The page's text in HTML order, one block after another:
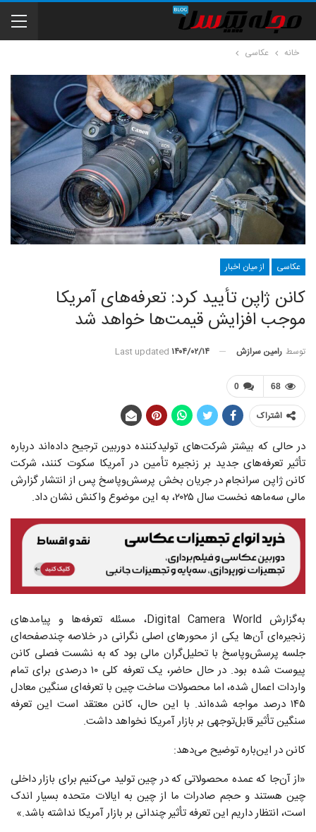
خانه عکاسی
عکاسی از میان اخبار
کانن ژاپن تأیید کرد: تعرفه‌های آمریکا
موجب افزایش قیمت‌ها خواهد شد
توسط رامین سرازش Last updated ۱۴۰۴/۰۲/۱۴
0 68
اشتراک
در حالی‌ که بیشتر شرکت‌های تولیدکننده دوربین ترجیح داده‌اند درباره
تأثیر تعرفه‌های جدید بر زنجیره تأمین در آمریکا سکوت کنند، شرکت
کانن ژاپن سرانجام در جریان بخش پرسش‌وپاسخ پس از انتشار گزارش
مالی سه‌ماهه نخست سال ۲۰۲۵، به این موضوع واکنش نشان داد.
به‌گزارش Digital Camera World، مسئله تعرفه‌ها و پیامدهای
زنجیره‌ای آن‌ها یکی از محورهای اصلی نگرانی در خلاصه‌ چندصفحه‌ای
جلسه پرسش‌وپاسخ با تحلیل‌گران مالی بود که به نشست فصلی کانن
پیوست شده بود. در حال حاضر، یک تعرفه کلی ۱۰ درصدی برای تمام
واردات اعمال شده، اما محصولات ساخت چین با تعرفه‌ای سنگین معادل
۱۴۵ درصد مواجه شده‌اند. با این حال، کانن معتقد است این تعرفه
سنگین تأثیر قابل‌توجهی بر بازار آمریکا نخواهد داشت.
کانن در این‌باره توضیح می‌دهد:
«از آن‌جا که عمده محصولاتی که در چین تولید می‌کنیم برای بازار داخلی
چین هستند و حجم صادرات ما از چین به ایالات متحده بسیار اندک
است، انتظار داریم این تعرفه تأثیر چندانی بر بازار آمریکا نداشته باشد.»